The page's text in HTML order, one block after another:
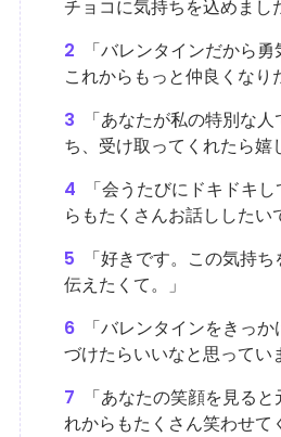
チョコに気持ちを込めまし
2
「バレンタインだから勇
これからもっと仲良くなり
3
「あなたが私の特別な
ち、受け取ってくれたら嬉
4
「会うたびにドキドキ
らもたくさんお話ししたい
5
「好きです。この気持
伝えたくて。」
6
「バレンタインをきっ
づけたらいいなと思ってい
7
「あなたの笑顔を見る
れからもたくさん笑わせて